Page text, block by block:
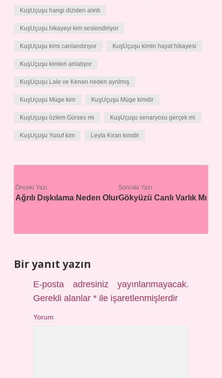
KuşUçuşu hangi diziden alıntı
KuşUçuşu hikayeyi kim seslendiriyor
KuşUçuşu kimi canlandırıyor KuşUçuşu kimin hayat hikayesi
KuşUçuşu kimleri anlatıyor
KuşUçuşu Lale ve Kenan neden ayrılmış
KuşUçuşu Müge kim KuşUçuşu Müge kimdir
KuşUçuşu özlem Gürses mi KuşUçuşu senaryosu gerçek mi
KuşUçuşu Yusuf kim Leyla Kıran kimdir
Önceki Yazı
Ağrılı Dışkılama Neden Olur
Sonraki Yazı
Gökyüzü Canlı Varlık Mı
Bir yanıt yazın
E-posta adresiniz yayınlanmayacak.
Gerekli alanlar* ile işaretlenmişlerdir
Yorum